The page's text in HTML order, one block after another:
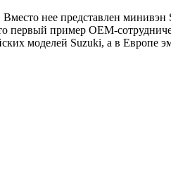
нее представлен
первый пример OEM-
моделей Suzuki, а в Европе